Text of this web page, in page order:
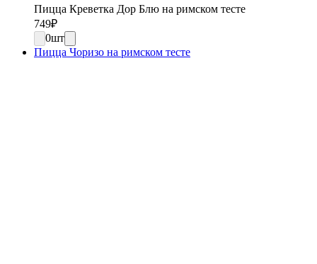
Пицца Креветка Дор Блю на римском тесте
749₽
0шт
Пицца Чоризо на римском тесте